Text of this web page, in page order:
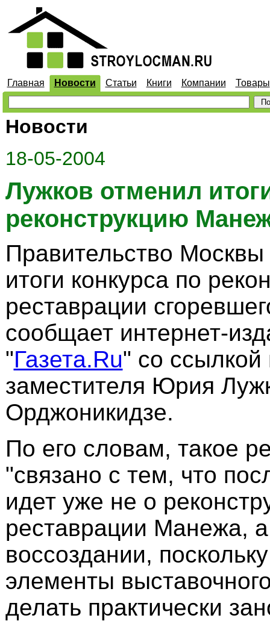
Главная Новости Статьи Книги Компании Товары
Новости
18-05-2004
Лужков отменил
реконструкцию
Правительство
итоги конкурса по
реставрации
сообщает интернет-
"Газета.Ru" со ссылкой
заместителя Юрия
Орджоникидзе.
По его словам, такое
"cвязано с тем, что
идет уже не о
реставрации Манежа, а
воссоздании,
элементы
делать практически